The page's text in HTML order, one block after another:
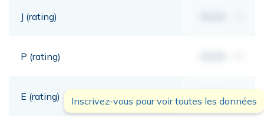
J (rating)
P (rating)
E (rating) 00,00
Inscrivez-vous pour voir toutes les données